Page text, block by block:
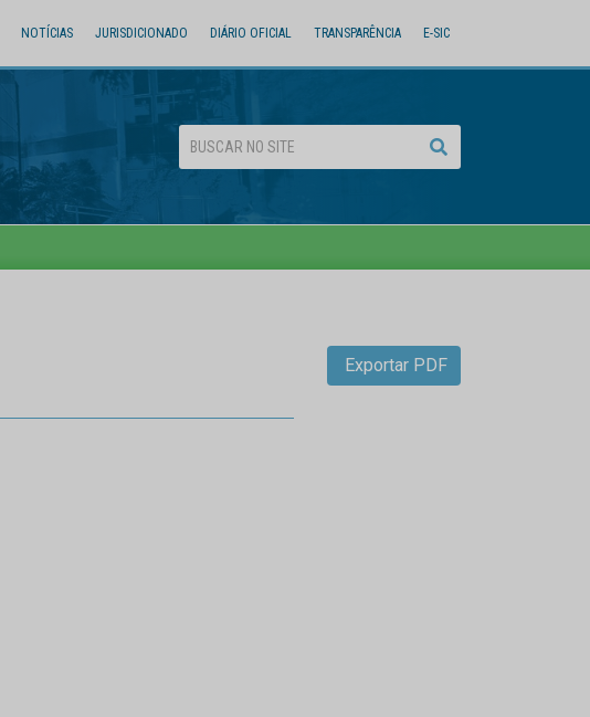
NOTÍCIAS JURISDICIONADO DIÁRIO OFICIAL TRANSPARÊNCIA E-SIC
Exportar PDF